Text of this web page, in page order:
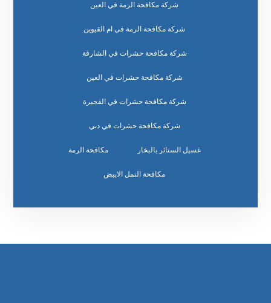
شركة مكافحة الرمة في العين
شركة مكافحة الرمة في ام القيوين
شركة مكافحة حشرات في الشارقة
شركة مكافحة حشرات في العين
شركة مكافحة حشرات في الفجيرة
شركة مكافحة حشرات في دبي
غسيل الستائر بالبخار مكافحة الرمة
مكافحة النمل الابيض